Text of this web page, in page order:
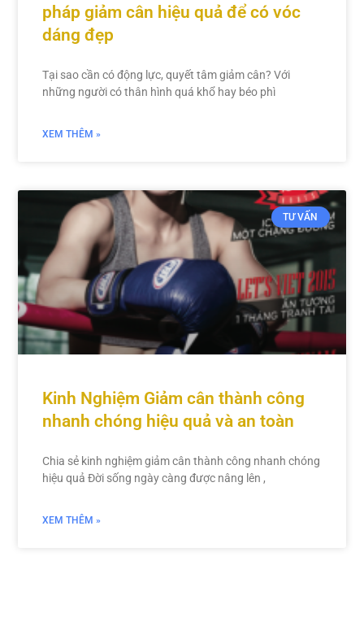
pháp giảm cân hiệu quả để có vóc
dáng đẹp
Tại sao cần có động lực, quyết tâm giảm cân? Với
những người có thân hình quá khổ hay béo phì
XEM THÊM »
TƯ VẤN
Kinh Nghiệm Giảm cân thành công
nhanh chóng hiệu quả và an toàn
Chia sẻ kinh nghiệm giảm cân thành công nhanh chóng
hiệu quả Đời sống ngày càng được nâng lên ,
XEM THÊM »